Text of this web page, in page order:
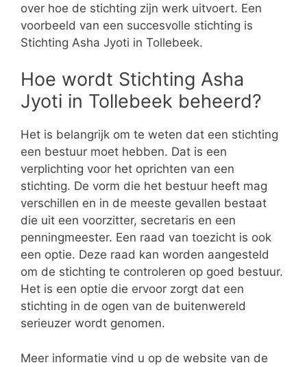
over hoe de stichting zijn werk uitvoert. Een
voorbeeld van een succesvolle stichting is
Stichting Asha Jyoti in Tollebeek.
Hoe wordt Stichting Asha
Jyoti in Tollebeek beheerd?
Het is belangrijk om te weten dat een stichting
een bestuur moet hebben. Dat is een
verplichting voor het oprichten van een
stichting. De vorm die het bestuur heeft mag
verschillen en in de meeste gevallen bestaat
die uit een voorzitter, secretaris en een
penningmeester. Een raad van toezicht is ook
een optie. Deze raad kan worden aangesteld
om de stichting te controleren op goed bestuur.
Het is een optie die ervoor zorgt dat een
stichting in de ogen van de buitenwereld
serieuzer wordt genomen.
Meer informatie vind u op de website van de